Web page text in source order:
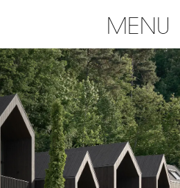
MENU